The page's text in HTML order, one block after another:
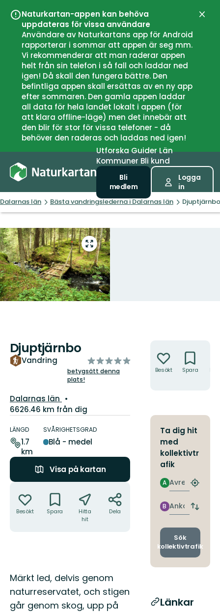
Naturkartan-appen kan behöva
uppdateras för vissa användare
Användare av Naturkartans app för Android
rapporterar i sommar att appen är seg mm.
Vi rekommenderar att man raderar appen
helt från sin telefon i så fall och laddar ned
igen! Då skall den fungera bättre. Den
befintliga appen skall ersättas av en ny app
efter sommaren. Den gamla appen laddar
all data för hela landet lokalt i appen (för
att klara offline-läge) men det innebär att
den blir för stor för vissa telefoner - då
behöver den raderas och laddas ned igen!
UtforskaGuiderLän
Kommuner Bli kund
Bli
medlem
Logga
in
Dalarnas län Bästa vandringslederna i Dalarnas län Djuptjärnbo
Gå
till
helskärmsläge
Djuptjärnbo
Vandring
av
5
betygsätt denna
plats!
Län:
Dalarnas län
6626.46 km från dig
om
leden
LÄNGD
1.7
km
SVÅRIGHETSGRAD
Blå - medel
Visa på kartan
Besökt Spara
Hitta
hit
Dela
Beskrivning
Märkt led, delvis genom
naturreservatet, och stigen
går genom skog, upp på
Besökt Spara
Ta dig hit
med
kollektivtr
afik
Avresa
A
Hitta
Ankomst
B
Byt
och
Sök
kollektivtrafik
Länkar